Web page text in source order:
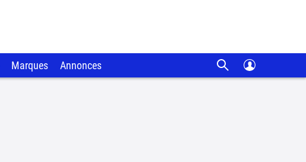
Marques Annonces